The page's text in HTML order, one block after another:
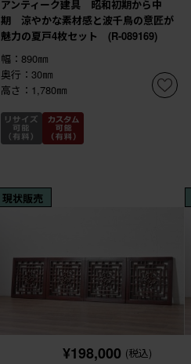
アンティーク建具 昭和初期から中
期 涼やかな素材感と波千鳥の意匠が
魅力の夏戸4枚セット (R-089169)
幅：890㎜
奥行：30㎜
高さ：1,780㎜
現状販売
¥198,000 (税込)